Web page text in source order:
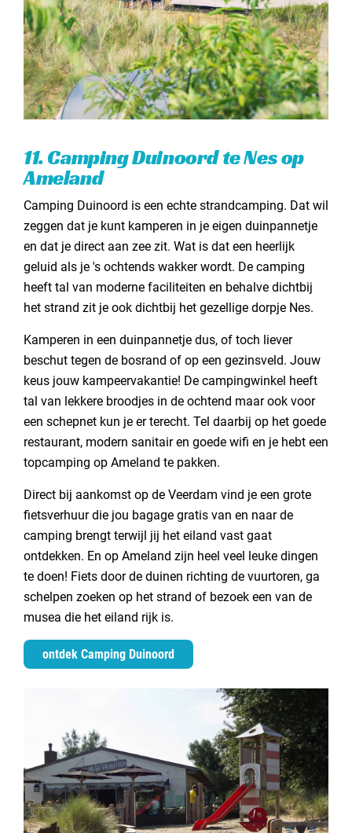
11. Camping Duinoord te Nes op
Ameland
Camping Duinoord is een echte strandcamping. Dat wil
zeggen dat je kunt kamperen in je eigen duinpannetje
en dat je direct aan zee zit. Wat is dat een heerlijk
geluid als je 's ochtends wakker wordt. De camping
heeft tal van moderne faciliteiten en behalve dichtbij
het strand zit je ook dichtbij het gezellige dorpje Nes.
Kamperen in een duinpannetje dus, of toch liever
beschut tegen de bosrand of op een gezinsveld. Jouw
keus jouw kampeervakantie! De campingwinkel heeft
tal van lekkere broodjes in de ochtend maar ook voor
een schepnet kun je er terecht. Tel daarbij op het goede
restaurant, modern sanitair en goede wifi en je hebt een
topcamping op Ameland te pakken.
Direct bij aankomst op de Veerdam vind je een grote
fietsverhuur die jou bagage gratis van en naar de
camping brengt terwijl jij het eiland vast gaat
ontdekken. En op Ameland zijn heel veel leuke dingen
te doen! Fiets door de duinen richting de vuurtoren, ga
schelpen zoeken op het strand of bezoek een van de
musea die het eiland rijk is.
ontdek Camping Duinoord